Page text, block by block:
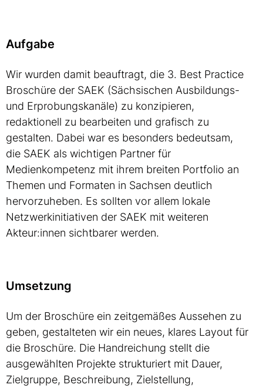
Aufgabe
Wir wurden damit beauftragt, die 3. Best Practice
Broschüre der SAEK (Sächsischen Ausbildungs-
und Erprobungskanäle) zu konzipieren,
redaktionell zu bearbeiten und grafisch zu
gestalten. Dabei war es besonders bedeutsam,
die SAEK als wichtigen Partner für
Medienkompetenz mit ihrem breiten Portfolio an
Themen und Formaten in Sachsen deutlich
hervorzuheben. Es sollten vor allem lokale
Netzwerkinitiativen der SAEK mit weiteren
Akteur:innen sichtbarer werden.
Umsetzung
Um der Broschüre ein zeitgemäßes Aussehen zu
geben, gestalteten wir ein neues, klares Layout für
die Broschüre. Die Handreichung stellt die
ausgewählten Projekte strukturiert mit Dauer,
Zielgruppe, Beschreibung, Zielstellung,